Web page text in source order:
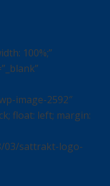
100%;”
image-2592″
float: left; margin:
03/sattrakt-logo-